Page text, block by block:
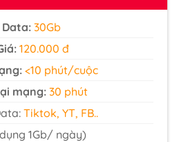
Data: 30Gb
120.000 đ
<10 phút/cuộc
mạng:30 phút
Tiktok, YT, FB..
1Gb/ ngày)